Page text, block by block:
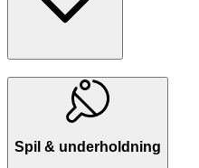
Spil & underholdning